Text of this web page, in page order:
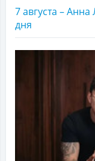
7 августа –
дня